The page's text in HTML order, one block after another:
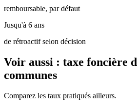
remboursable, par défaut
Jusqu'à 6 ans
de rétroactif selon décision
Voir aussi : taxe foncière
communes
Comparez les taux pratiqués ailleurs.